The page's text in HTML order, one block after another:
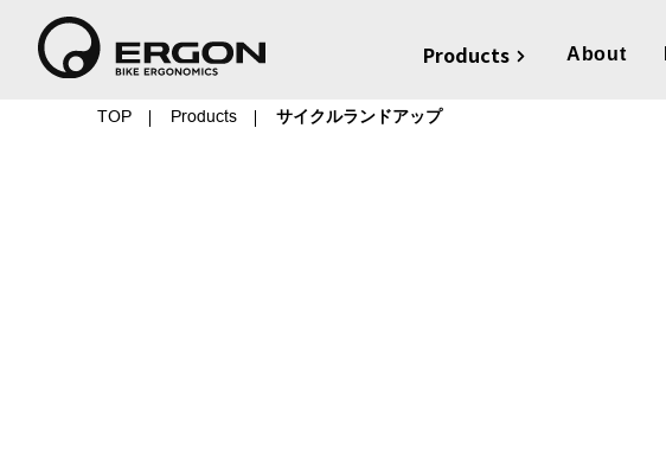
Products About
TOP Products サイクルランドアップ